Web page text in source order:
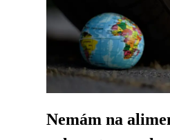
Nemám na